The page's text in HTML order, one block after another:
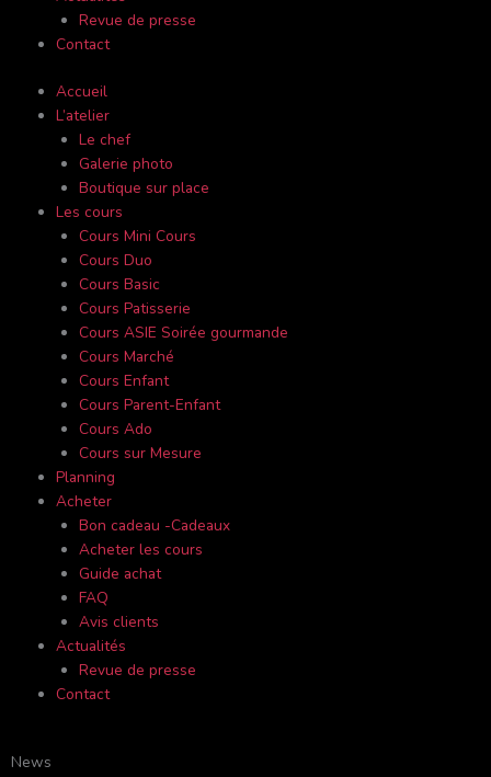
Revue de presse
Contact
Accueil
L’atelier
Le chef
Galerie photo
Boutique sur place
Les cours
Cours Mini Cours
Cours Duo
Cours Basic
Cours Patisserie
Cours ASIE Soirée gourmande
Cours Marché
Cours Enfant
Cours Parent-Enfant
Cours Ado
Cours sur Mesure
Planning
Acheter
Bon cadeau -Cadeaux
Acheter les cours
Guide achat
FAQ
Avis clients
Actualités
Revue de presse
Contact
News